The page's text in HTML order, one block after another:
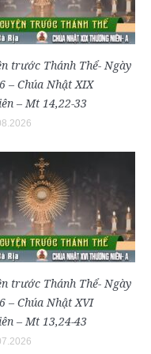
trước Thánh Thể- Ngày
– Chúa Nhật XIX
– Mt 14,22-33
trước Thánh Thể- Ngày
– Chúa Nhật XVI
– Mt 13,24-43